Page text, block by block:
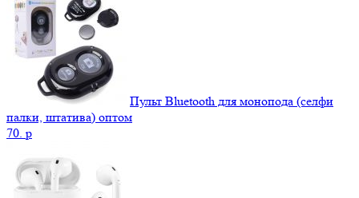
Пульт Bluetooth для монопода (селфи
палки, штатива) оптом
70. p